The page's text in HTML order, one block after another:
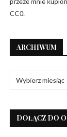
CC0.
ARCHIWUM
DOŁĄCZ DO